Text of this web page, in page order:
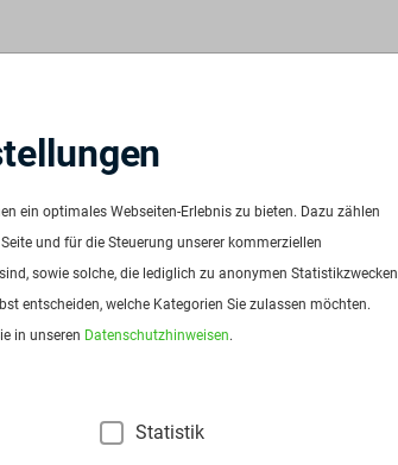
ein optimales Webseiten-Erlebnis zu bieten. Dazu zählen
und für die Steuerung unserer kommerziellen
sowie solche, die lediglich zu anonymen Statistikzwecken
entscheiden, welche Kategorien Sie zulassen möchten.
in unseren Datenschutzhinweisen.
Statistik